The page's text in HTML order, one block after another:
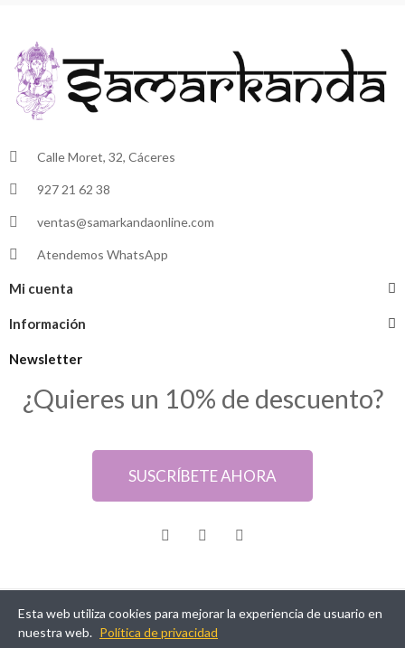
Calle Moret, 32, Cáceres
927 21 62 38
ventas@samarkandaonline.com
Atendemos WhatsApp
Mi cuenta
Información
Newsletter
¿Quieres un 10% de descuento?
SUSCRÍBETE AHORA
@ Samarkanda Cáceres
Esta web utiliza cookies para mejorar la experiencia de usuario en
nuestra web. Política de privacidad